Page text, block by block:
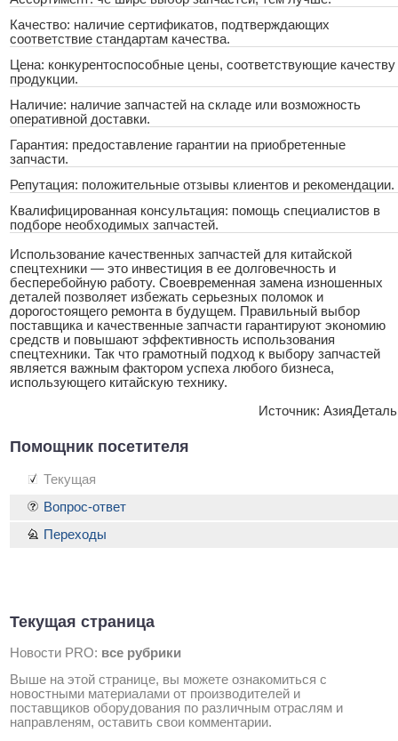
Качество: наличие сертификатов, подтверждающих
соответствие стандартам качества.
Цена: конкурентоспособные цены, соответствующие качеству
продукции.
Наличие: наличие запчастей на складе или возможность
оперативной доставки.
Гарантия: предоставление гарантии на приобретенные
запчасти.
Репутация: положительные отзывы клиентов и рекомендации.
Квалифицированная консультация: помощь специалистов в
подборе необходимых запчастей.
Использование качественных запчастей для китайской
спецтехники — это инвестиция в ее долговечность и
бесперебойную работу. Своевременная замена изношенных
деталей позволяет избежать серьезных поломок и
дорогостоящего ремонта в будущем. Правильный выбор
поставщика и качественные запчасти гарантируют экономию
средств и повышают эффективность использования
спецтехники. Так что грамотный подход к выбору запчастей
является важным фактором успеха любого бизнеса,
использующего китайскую технику.
Источник: АзияДеталь
Помощник посетителя
Текущая
Текущая страница
Новости PRO: все рубрики
Выше на этой странице, вы можете ознакомиться с
новостными материалами от производителей и
поставщиков оборудования по различным отраслям и
направленям, оставить свои комментарии.
Вопрос-ответ
Переходы